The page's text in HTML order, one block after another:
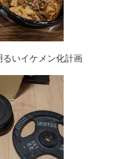
るいイケメン化計画